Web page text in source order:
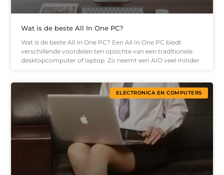
Wat is de beste All In One PC?
Wat is de beste All In One PC? Een All In One PC biedt
verschillende voordelen ten opzichte van een traditionele
desktopcomputer of laptop. Zo neemt een AIO veel minder
ELECTRONICA EN COMPUTERS